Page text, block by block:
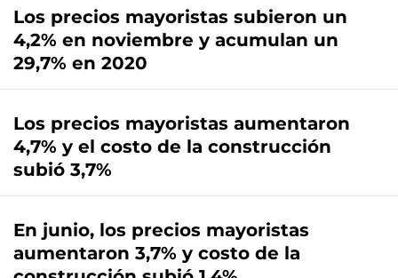
Los precios mayoristas subieron un
4,2% en noviembre y acumulan un
29,7% en 2020
Los precios mayoristas aumentaron
4,7% y el costo de la construcción
subió 3,7%
En junio, los precios mayoristas
aumentaron 3,7% y costo de la